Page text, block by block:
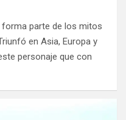
forma parte de los mitos
en Asia, Europa y
personaje que con